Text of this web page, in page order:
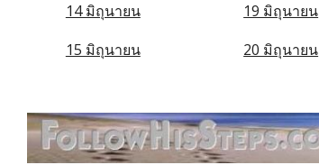
14 มิถุนายน
15 มิถุนายน
19 มิถุนายน
20 มิถุนายน